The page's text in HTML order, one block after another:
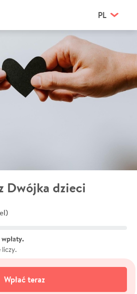
PL
Dwójka dzieci
liczy.
Wpłać teraz